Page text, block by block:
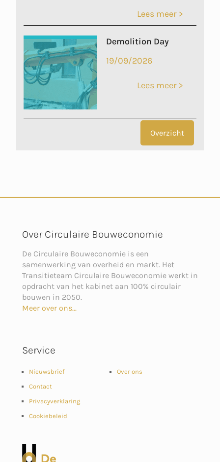
Lees meer >
Demolition Day
19/09/2026
Lees meer >
Overzicht
Over Circulaire Bouweconomie
De Circulaire Bouweconomie is een
samenwerking van overheid en markt. Het
Transitieteam Circulaire Bouweconomie werkt in
opdracht van het kabinet aan 100% circulair
bouwen in 2050.
Meer over ons...
Service
Nieuwsbrief
Contact
Privacyverklaring
Cookiebeleid
Over ons